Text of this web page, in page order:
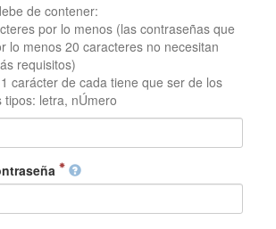
de contener:
por lo menos (las contraseñas que
lo menos 20 caracteres no necesitan
requisitos)
carácter de cada tiene que ser de los
tipos: letra, nÚmero